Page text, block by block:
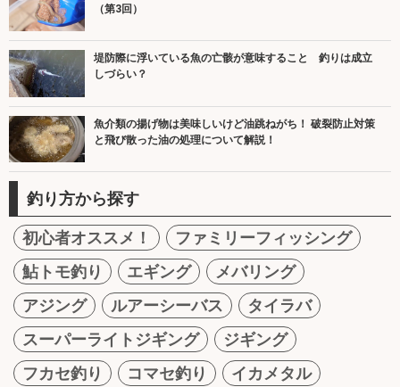
（第3回）
堤防際に浮いている魚の亡骸が意味すること 釣りは成立
しづらい？
魚介類の揚げ物は美味しいけど油跳ねがち！ 破裂防止対策
と飛び散った油の処理について解説！
釣り方から探す
初心者オススメ！
ファミリーフィッシング
鮎トモ釣り
エギング
メバリング
アジング
ルアーシーバス
タイラバ
スーパーライトジギング
ジギング
フカセ釣り
コマセ釣り
イカメタル